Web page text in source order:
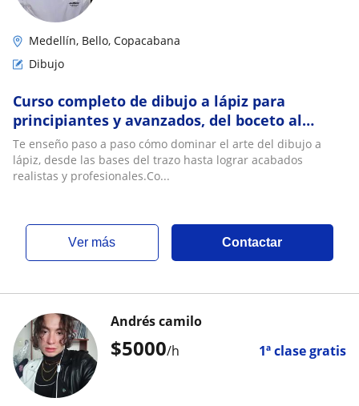
Medellín, Bello, Copacabana
Dibujo
Curso completo de dibujo a lápiz para
principiantes y avanzados, del boceto al
realismo
Te enseño paso a paso cómo dominar el arte del dibujo a
lápiz, desde las bases del trazo hasta lograr acabados
realistas y profesionales.Co...
ver más Contactar
$5000/h 1ª clase gratis
Andrés camilo